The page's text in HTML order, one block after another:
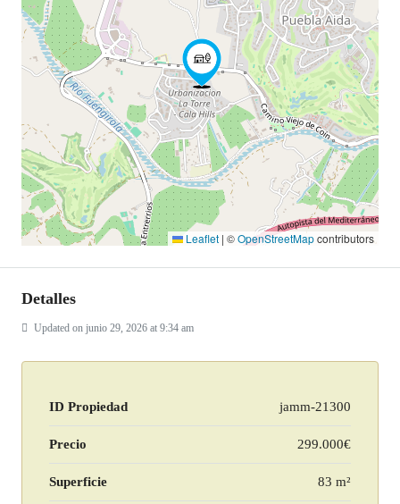
Leaflet | ©OpenStreetMapcontributors
Detalles
Updated on junio 29, 2026 at 9:34 am
ID Propiedad jamm-21300
Precio 299.000€
Superficie 83 m²